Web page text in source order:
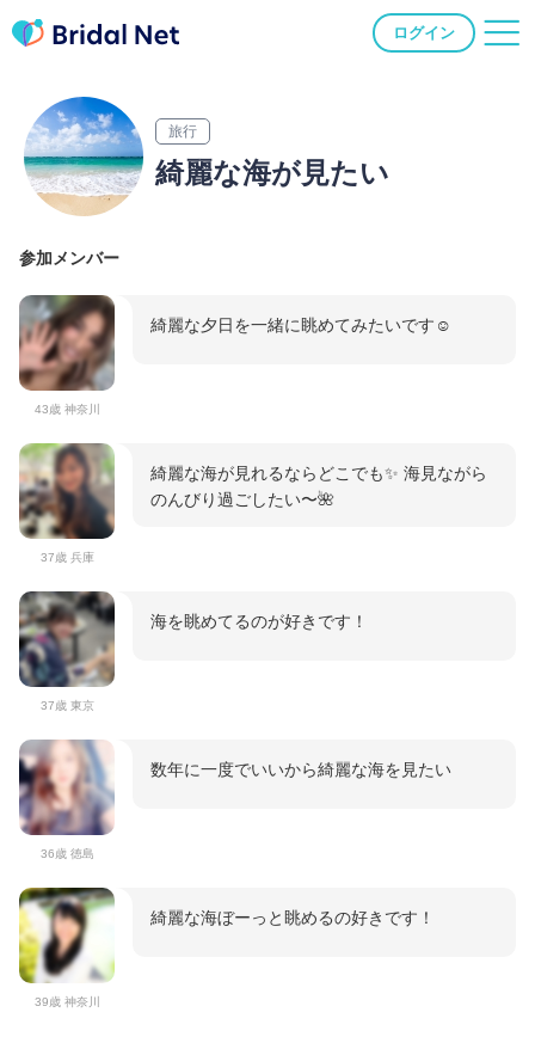
ログイン
旅行
綺麗な海が見たい
参加メンバー
43歳 神奈川
綺麗な夕日を一緒に眺めてみたいです☺️
37歳 兵庫
綺麗な海が見れるならどこでも✨ 海見ながら
のんびり過ごしたい〜🌺
37歳 東京
海を眺めてるのが好きです！
36歳 徳島
数年に一度でいいから綺麗な海を見たい
39歳 神奈川
綺麗な海ぼーっと眺めるの好きです！